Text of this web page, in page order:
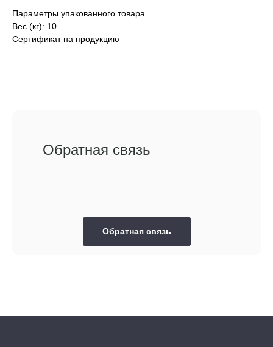
Параметры упакованного товара
Вес (кг): 10
Сертификат на продукцию
Обратная связь
Обратная связь